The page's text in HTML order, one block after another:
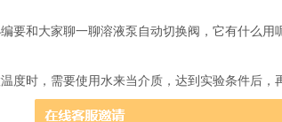
要和大家聊一聊溶液泵自动切换阀，它有什么用
度时，需要使用水来当介质，达到实验条件后，